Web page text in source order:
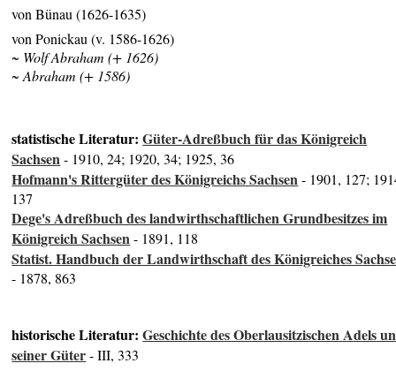
von Bünau (1626-1635)
von Ponickau (v. 1586-1626)
~ Wolf Abraham (+ 1626)
~ Abraham (+ 1586)
statistische Literatur:Güter-Adreßbuch für das Königreich
Sachsen- 1910, 24; 1920, 34; 1925, 36
Hofmann's Rittergüter des Königreichs Sachsen- 1901, 127;
137
Dege's Adreßbuch des landwirthschaftlichen Grundbesitzes im
Königreich Sachsen- 1891, 118
Statist. Handbuch der Landwirthschaft des Königreiches
- 1878, 863
historische Literatur:Geschichte des Oberlausitzischen Adels
seiner Güter- III, 333